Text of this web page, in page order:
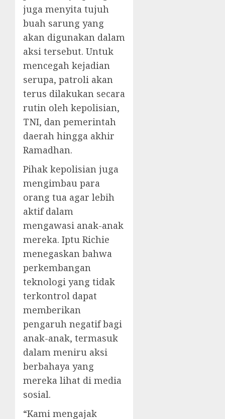
juga menyita tujuh
buah sarung yang
akan digunakan dalam
aksi tersebut. Untuk
mencegah kejadian
serupa, patroli akan
terus dilakukan secara
rutin oleh kepolisian,
TNI, dan pemerintah
daerah hingga akhir
Ramadhan.
Pihak kepolisian juga
mengimbau para
orang tua agar lebih
aktif dalam
mengawasi anak-anak
mereka. Iptu Richie
menegaskan bahwa
perkembangan
teknologi yang tidak
terkontrol dapat
memberikan
pengaruh negatif bagi
anak-anak, termasuk
dalam meniru aksi
berbahaya yang
mereka lihat di media
sosial.
“Kami mengajak